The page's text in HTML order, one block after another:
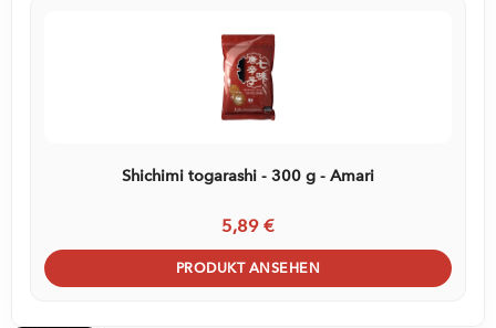
Shichimi togarashi - 300 g - Amari
5,89 €
PRODUKT ANSEHEN